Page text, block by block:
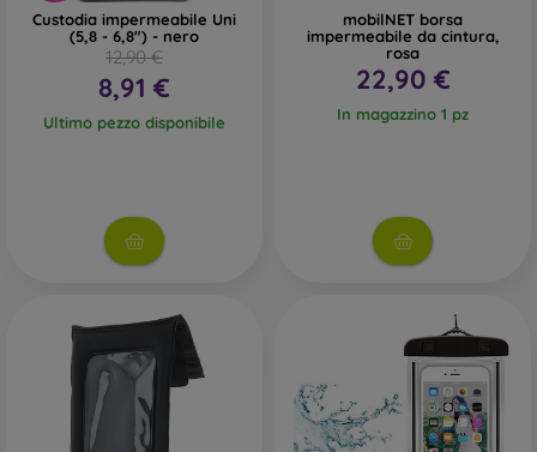
Custodia impermeabile Uni
(5,8 - 6,8") - nero
12,90 €
8,91 €
Ultimo pezzo disponibile
mobilNET borsa
impermeabile da cintura,
rosa
22,90 €
In magazzino 1 pz